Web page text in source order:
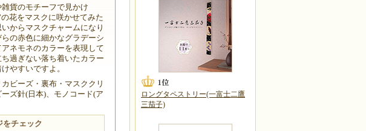
貨のモチーフで見かけ
の花をマスクに咲かせてみた
からマスクチャームになり
らの赤色に細かなグラデーシ
アネモネのカラーを表現して
過ぎない落ち着いたカラー
やすいですよ。
ビーズ・裏布・マスククリ
ーズ針(日本)、モノコード(ア
をチェック
ロングタペストリー(一富士二鷹
三茄子)